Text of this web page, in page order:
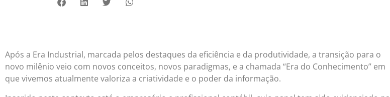
Após a Era Industrial, marcada pelos destaques da eficiência e da produtividade, a transição para o
novo milênio veio com novos conceitos, novos paradigmas, e a chamada “Era do Conhecimento” em
que vivemos atualmente valoriza a criatividade e o poder da informação.